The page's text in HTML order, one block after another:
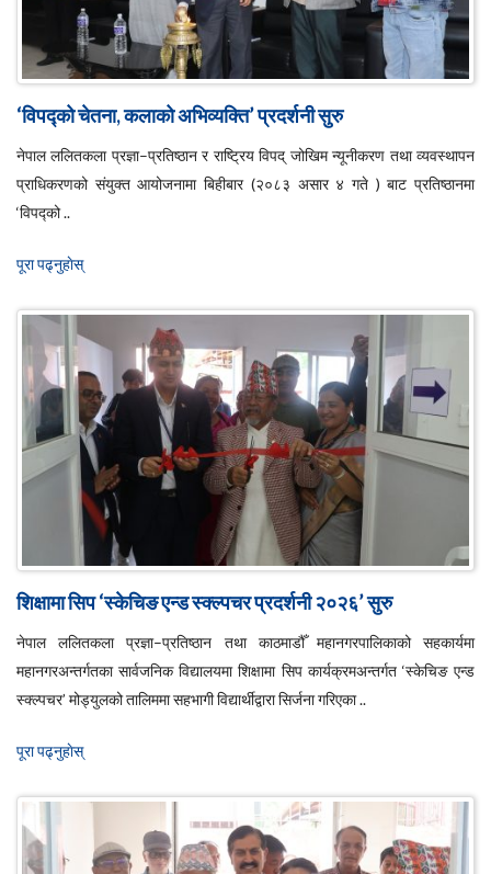
‘विपद्को चेतना, कलाको अभिव्यक्ति’ प्रदर्शनी सुरु
नेपाल ललितकला प्रज्ञा–प्रतिष्ठान र राष्ट्रिय विपद् जोखिम न्यूनीकरण तथा व्यवस्थापन
प्राधिकरणको संयुक्त आयोजनामा बिहीबार (२०८३ असार ४ गते ) बाट प्रतिष्ठानमा
‘विपद्को ..
पूरा पढ्नुहाेस्
शिक्षामा सिप ‘स्केचिङ एन्ड स्क्ल्पचर प्रदर्शनी २०२६’ सुरु
नेपाल ललितकला प्रज्ञा–प्रतिष्ठान तथा काठमाडौँ महानगरपालिकाको सहकार्यमा
महानगरअन्तर्गतका सार्वजनिक विद्यालयमा शिक्षामा सिप कार्यक्रमअन्तर्गत ‘स्केचिङ एन्ड
स्क्ल्पचर’ मोड्युलको तालिममा सहभागी विद्यार्थीद्वारा सिर्जना गरिएका ..
पूरा पढ्नुहाेस्